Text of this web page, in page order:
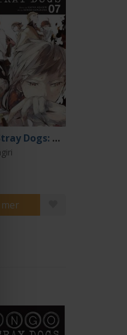
Bungo Stray Dogs: Wan! Vol 7
mer